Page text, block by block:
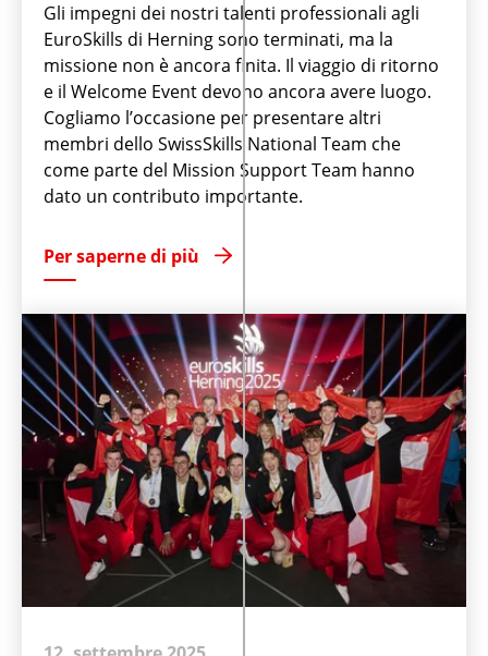
Gli impegni dei nostri talenti professionali agli
EuroSkills di Herning sono terminati, ma la
missione non è ancora finita. Il viaggio di ritorno
e il Welcome Event devono ancora avere luogo.
Cogliamo l’occasione per presentare altri
membri dello SwissSkills National Team che
come parte del Mission Support Team hanno
dato un contributo importante.
Per saperne di più